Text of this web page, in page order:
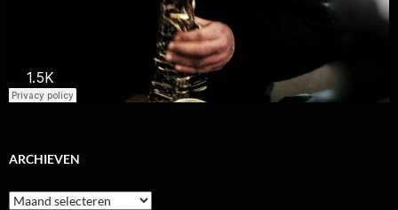
ARCHIEVEN
Archieven